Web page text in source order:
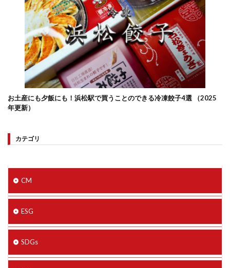
お土産にも夕飯にも！浜松駅で買うことのできる冷凍餃子4選 （2025
年更新）
カテゴリ
CM
ESG
SDGs